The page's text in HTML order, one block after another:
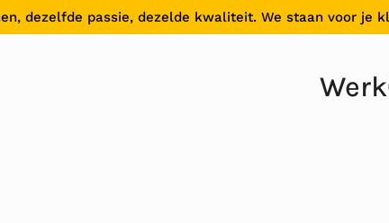
dezelfde passie, dezelde kwaliteit. We staan voor je
Werk